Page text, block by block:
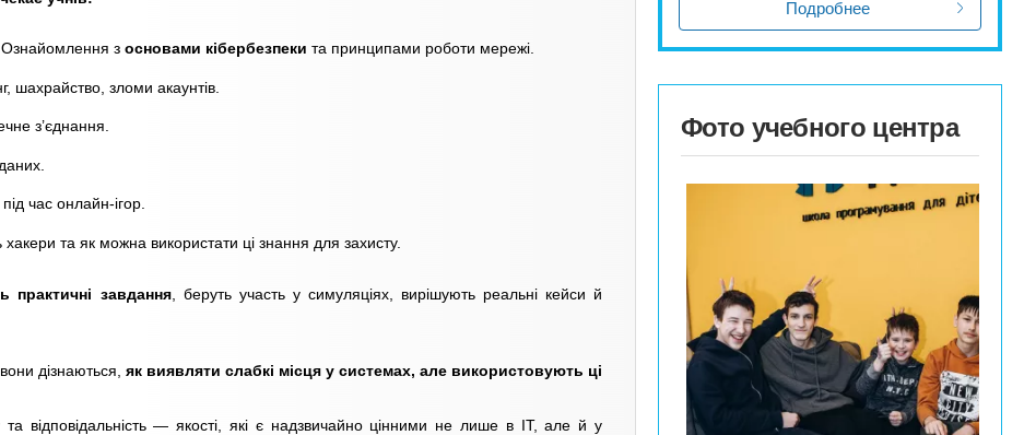
Ознайомлення з основами кібербезпеки та принципами роботи мережі.
шахрайство, зломи акаунтів.
з’єднання.
час онлайн-ігор.
та як можна використати ці знання для захисту.
практичні завдання, беруть участь у симуляціях, вирішують реальні кейси й
дізнаються, як виявляти слабкі місця у системах, але використовують ці
та відповідальність — якості, які є надзвичайно цінними не лише в ІТ, але й у
Подробнее
Фото учебного центра